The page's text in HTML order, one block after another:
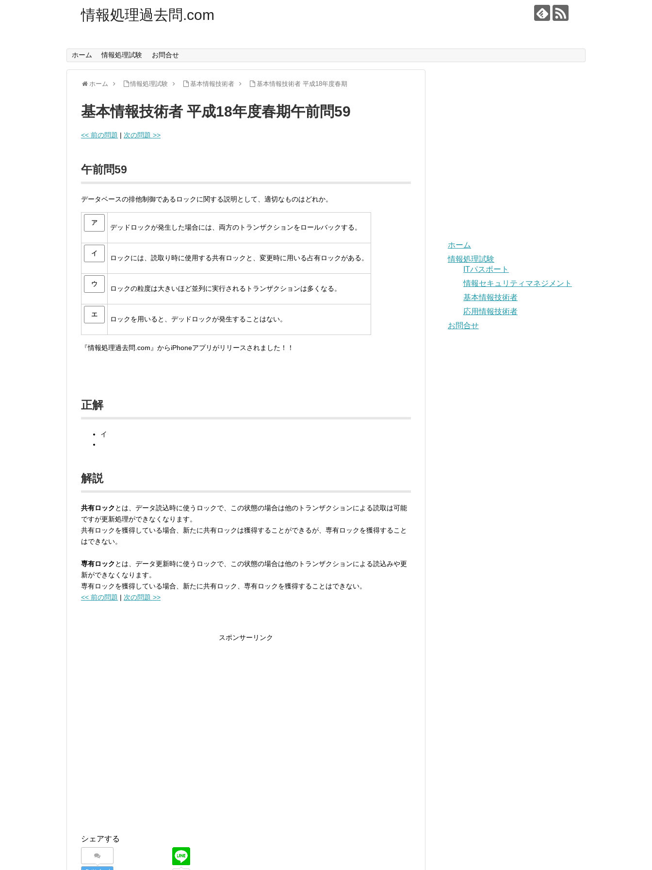
情報処理過去問.com
ホーム 情報処理試験 お問合せ
ホーム 情報処理試験 基本情報技術者 基本情報技術者 平成18年度春期
基本情報技術者 平成18年度春期午前問59
<< 前の問題 | 次の問題 >>
午前問59
データベースの排他制御であるロックに関する説明として、適切なものはどれか。
ア
デッドロックが発生した場合には、両方のトランザクションをロールバックする。
イ
ロックには、読取り時に使用する共有ロックと、変更時に用いる占有ロックがある。
ウ
ロックの粒度は大きいほど並列に実行されるトランザクションは多くなる。
エ
ロックを用いると、デッドロックが発生することはない。
『情報処理過去問.com』からiPhoneアプリがリリースされました！！
正解
イ
解説
共有ロック とは、データ読込時に使うロックで、この状態の場合は他のトランザクションによる読取は可能
ですが更新処理ができなくなります。
共有ロックを獲得している場合、新たに共有ロックは獲得することができるが、専有ロックを獲得すること
はできない。
専有ロック とは、データ更新時に使うロックで、この状態の場合は他のトランザクションによる読込みや更
新ができなくなります。
専有ロックを獲得している場合、新たに共有ロック、専有ロックを獲得することはできない。
<< 前の問題 | 次の問題 >>
スポンサーリンク
シェアする
ホーム
情報処理試験
ITパスポート
情報セキュリティマネジメント
基本情報技術者
応用情報技術者
お問合せ